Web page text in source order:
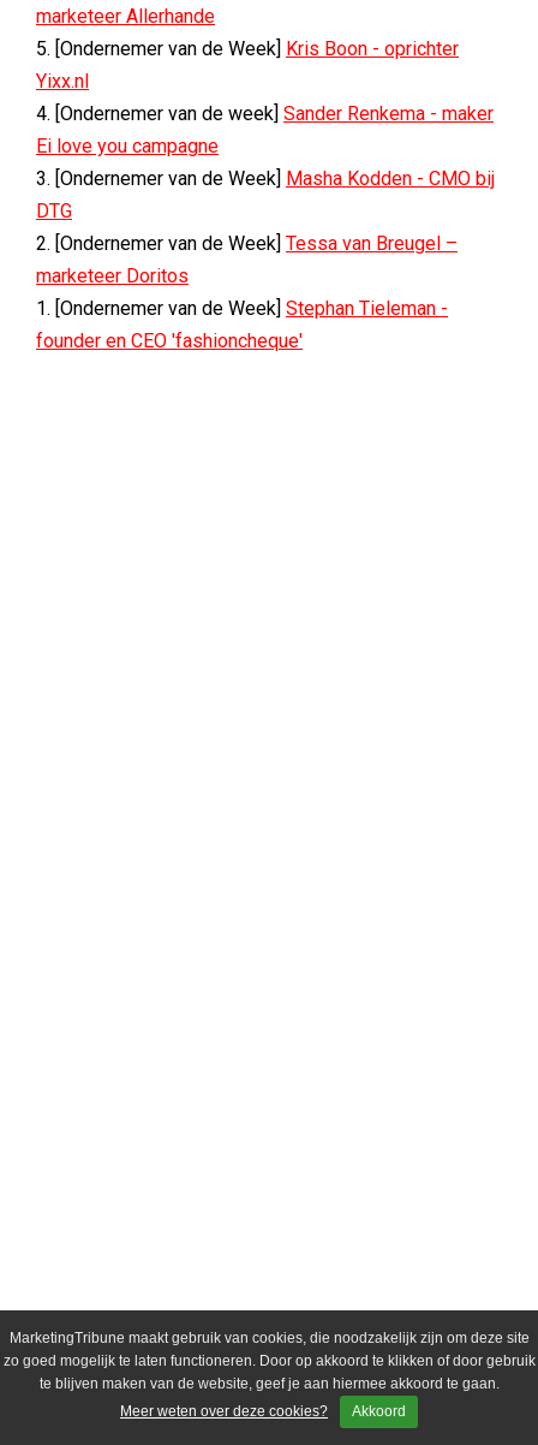
MarketingTribune maakt gebruik van cookies, die noodzakelijk zijn om deze site
zo goed mogelijk te laten functioneren. Door op akkoord te klikken of door gebruik
te blijven maken van de website, geef je aan hiermee akkoord te gaan.
Meer weten over deze cookies?
Akkoord
marketeer Allerhande
5. [Ondernemer van de Week] Kris Boon - oprichter
Yixx.nl
4. [Ondernemer van de week] Sander Renkema - maker
Ei love you campagne
3. [Ondernemer van de Week] Masha Kodden - CMO bij
DTG
2. [Ondernemer van de Week] Tessa van Breugel –
marketeer Doritos
1. [Ondernemer van de Week] Stephan Tieleman -
founder en CEO 'fashioncheque'